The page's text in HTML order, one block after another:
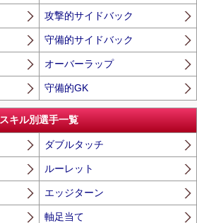
攻撃的サイドバック
守備的サイドバック
オーバーラップ
守備的GK
スキル別選手一覧
ダブルタッチ
ルーレット
エッジターン
軸足当て